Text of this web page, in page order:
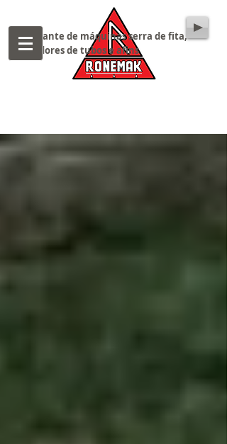
Fabricante de máquinas serra de fita,
cortadores de tubos e afins